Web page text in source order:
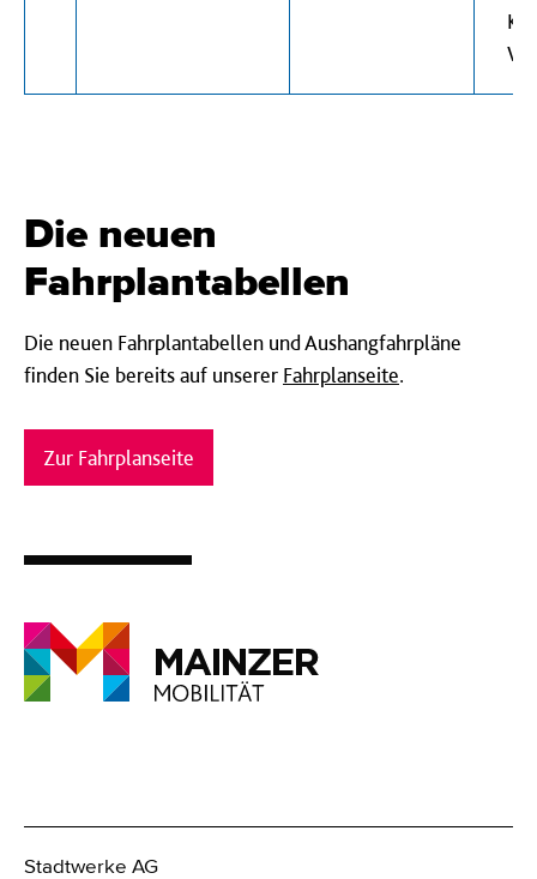
Die neuen
Fahrplantabellen
Die neuen Fahrplantabellen und Aushangfahrpläne
finden Sie bereits auf unserer Fahrplanseite.
Zur Fahrplanseite
Stadtwerke AG